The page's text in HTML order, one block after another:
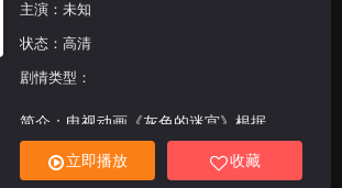
主演：未知
状态：高清
剧情类型：
简介：电视动画《灰色的迷宫》根据
FrontWing制作的同名游戏改编，是《灰色
的果实》的续篇，“灰色三部曲”中的第二
立即播放 收藏